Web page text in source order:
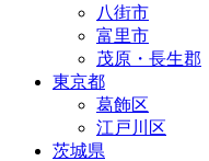
八街市
富里市
茂原・長生郡
東京都
葛飾区
江戸川区
茨城県